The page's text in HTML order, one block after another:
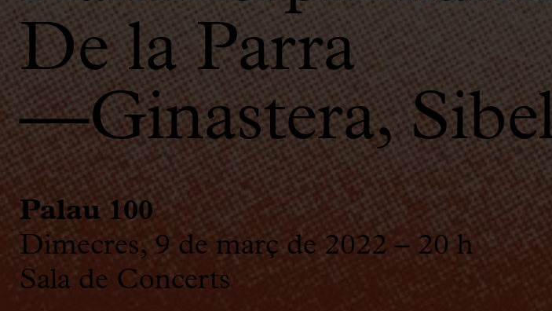
De la Parra
—Ginastera,
Palau 100
Dimecres, 9 de març de 2022 – 20 h
Sala de Concerts